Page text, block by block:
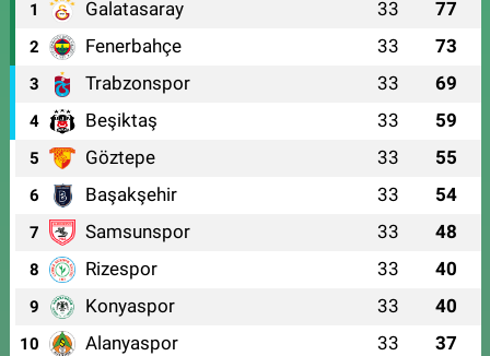
1 Galatasaray 33 77
2 Fenerbahçe 33 73
3 Trabzonspor 33 69
4 Beşiktaş 33 59
5 Göztepe 33 55
6 Başakşehir 33 54
7 Samsunspor 33 48
8 Rizespor 33 40
9 Konyaspor 33 40
10 Alanyaspor 33 37